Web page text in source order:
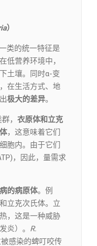
）
类的统一特征是
低营养环境中，
土壤。同时α-变
，在生活方式、地
极大的差异。
， 衣原体和立克
，这意味着它们
胞内。由于它们
，因此，量需求
的病原体。例
立克次氏体。立
，这是一种威胁
炎）。 R.
感染的蜱叮咬传